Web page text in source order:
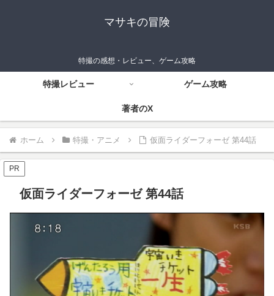
マサキの冒険
特撮の感想・レビュー、ゲーム攻略
特撮レビュー ゲーム攻略
著者のX
ホーム 特撮・アニメ 仮面ライダーフォーゼ 第44話
PR
仮面ライダーフォーゼ 第44話